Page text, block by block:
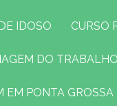
IDOSO
DO
EM PONTA GROSSA